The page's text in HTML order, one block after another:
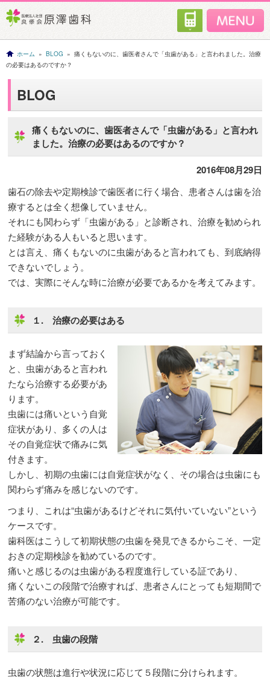
ホーム » BLOG » 痛くもないのに、歯医者さんで「虫歯がある」と言われました。治療
の必要はあるのですか？
BLOG
痛くもないのに、歯医者さんで「虫歯がある」と言われ
ました。治療の必要はあるのですか？
2016年08月29日
歯石の除去や定期検診で歯医者に行く場合、患者さんは歯を治
療するとは全く想像していません。
それにも関わらず「虫歯がある」と診断され、治療を勧められ
た経験がある人もいると思います。
とは言え、痛くもないのに虫歯があると言われても、到底納得
できないでしょう。
では、実際にそんな時に治療が必要であるかを考えてみます。
１. 治療の必要はある
まず結論から言っておく
と、虫歯があると言われ
たなら治療する必要があ
ります。
虫歯には痛いという自覚
症状があり、多くの人は
その自覚症状で痛みに気
付きます。
しかし、初期の虫歯には自覚症状がなく、その場合は虫歯にも
関わらず痛みを感じないのです。
つまり、これは“虫歯があるけどそれに気付いていない”という
ケースです。
歯科医はこうして初期状態の虫歯を発見できるからこそ、一定
おきの定期検診を勧めているのです。
痛いと感じるのは虫歯がある程度進行している証であり、
痛くないこの段階で治療すれば、患者さんにとっても短期間で
苦痛のない治療が可能です。
２. 虫歯の段階
虫歯の状態は進行や状況に応じて５段階に分けられます。